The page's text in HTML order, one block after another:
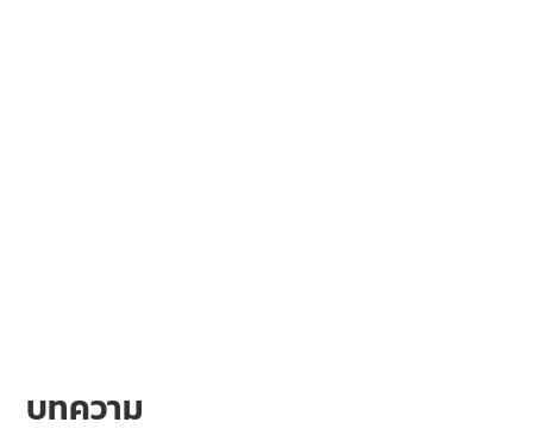
บทความ